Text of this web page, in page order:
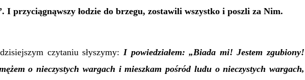
I przyciągnąwszy łodzie do brzegu, zostawili wszystko i poszli za Nim.
czytaniu słyszymy: I powiedziałem: „Biada mi! Jestem zgubiony!
o nieczystych wargach i mieszkam pośród ludu o nieczystych wargach,